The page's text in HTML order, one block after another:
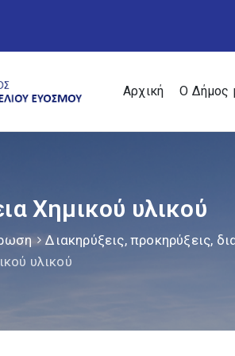
Αρχική Ο Δήμος
Χημικού υλικού
Διακηρύξεις, προκηρύξεις,
υλικού